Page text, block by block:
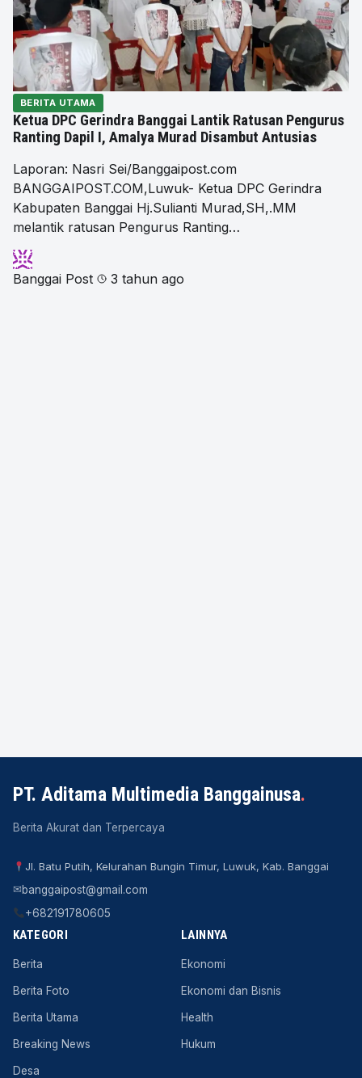
BERITA UTAMA
Ketua DPC Gerindra Banggai Lantik Ratusan Pengurus
Ranting Dapil I, Amalya Murad Disambut Antusias
Laporan: Nasri Sei/Banggaipost.com
BANGGAIPOST.COM,Luwuk- Ketua DPC Gerindra
Kabupaten Banggai Hj.Sulianti Murad,SH,.MM
melantik ratusan Pengurus Ranting…
Banggai Post 3 tahun ago
PT. Aditama Multimedia Banggainusa.
Berita Akurat dan Terpercaya
Jl. Batu Putih, Kelurahan Bungin Timur, Luwuk, Kab. Banggai
✉banggaipost@gmail.com
+682191780605
KATEGORI
Berita
Berita Foto
Berita Utama
Breaking News
Desa
LAINNYA
Ekonomi
Ekonomi dan Bisnis
Health
Hukum